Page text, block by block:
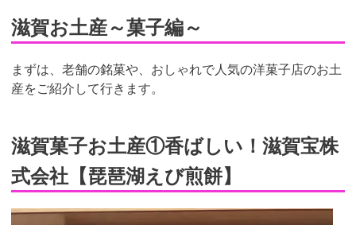
滋賀お土産～菓子編～
まずは、老舗の銘菓や、おしゃれで人気の洋菓子店のお土
産をご紹介して行きます。
滋賀菓子お土産①香ばしい！滋賀宝株
式会社【琵琶湖えび煎餅】